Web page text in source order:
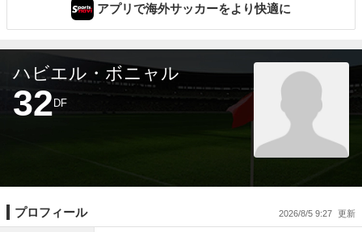
アプリで海外サッカーをより快適に
ハビエル・ボニャル
32 DF
プロフィール 2026/8/5 9:27